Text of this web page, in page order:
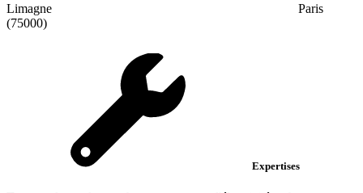
Limagne
Paris
(75000)
Expertises